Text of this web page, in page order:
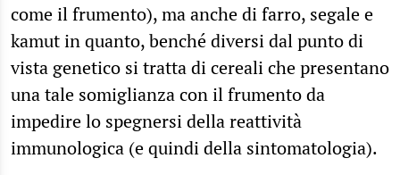
come il frumento), ma anche di farro, segale e
kamut in quanto, benché diversi dal punto di
vista genetico si tratta di cereali che presentano
una tale somiglianza con il frumento da
impedire lo spegnersi della reattività
immunologica (e quindi della sintomatologia).